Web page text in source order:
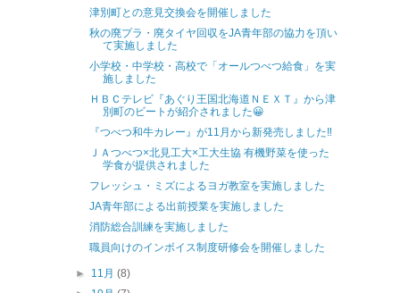
津別町との意見交換会を開催しました
秋の廃プラ・廃タイヤ回収をJA青年部の協力を頂い
て実施しました
小学校・中学校・高校で「オールつべつ給食」を実
施しました
ＨＢＣテレビ『あぐり王国北海道ＮＥＸＴ』から津
別町のビートが紹介されました😀
『つべつ和牛カレー』が11月から新発売しました‼
ＪＡつべつ×北見工大×工大生協 有機野菜を使った
学食が提供されました
フレッシュ・ミズによるヨガ教室を実施しました
JA青年部による出前授業を実施しました
消防総合訓練を実施しました
職員向けのインボイス制度研修会を開催しました
► 11月(8)